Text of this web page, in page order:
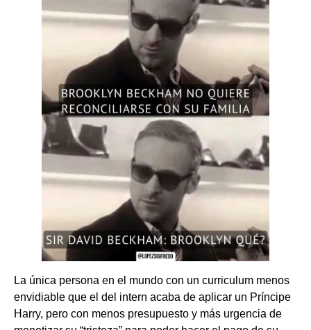
La única persona en el mundo con un curriculum menos
envidiable que el del intern acaba de aplicar un Príncipe
Harry, pero con menos presupuesto y más urgencia de